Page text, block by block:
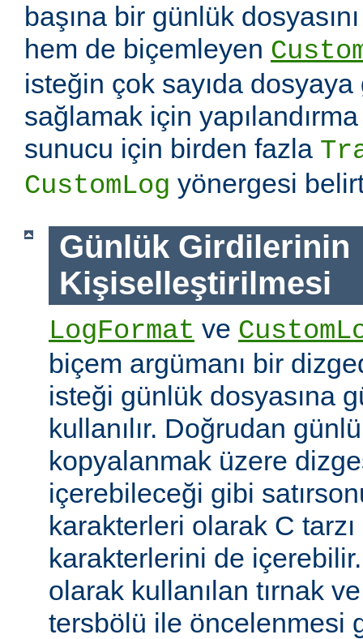
başına bir günlük
hem de biçemleyen
isteğin çok sayıda
sağlamak için
sunucu için birden fazla
CustomLog yönergesi
Günlük Girdilerinin
Kişiselleştirilmesi
LogFormat ve
biçem argümanı bir
isteği günlük dosyasına
kullanılır. Doğrudan
kopyalanmak üzere
içerebileceği gibi
karakterleri olarak C
karakterlerini de
olarak kullanılan tırnak
tersbölü ile öncelenmesi